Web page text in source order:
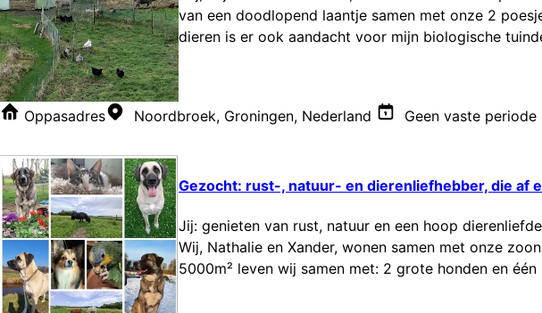
van een doodlopend laantje samen met onze 2
dieren is er ook aandacht voor mijn biologische
Oppasadres Noordbroek, Groningen, Nederland Geen vaste periode
Gezocht: rust-, natuur- en dierenliefhebber, die af
Jij: genieten van rust, natuur en een hoop
Wij, Nathalie en Xander, wonen samen met onze
5000m² leven wij samen met: 2 grote honden en